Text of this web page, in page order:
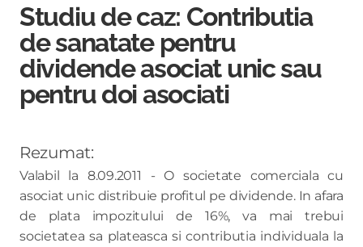
Studiu de caz: Contributia
de sanatate pentru
dividende asociat unic sau
pentru doi asociati
Rezumat:
Valabil la 8.09.2011 - O societate comerciala cu
asociat unic distribuie profitul pe dividende. In afara
de plata impozitului de 16%, va mai trebui
societatea sa plateasca si contributia individuala la